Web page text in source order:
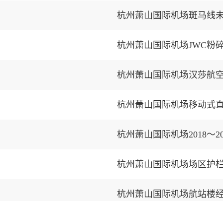
杭州萧山国际机场斑马线
杭州萧山国际机场JWC粉
杭州萧山国际机场汉莎航
杭州萧山国际机场移动式
杭州萧山国际机场2018～
杭州萧山国际机场场区护
杭州萧山国际机场航站楼